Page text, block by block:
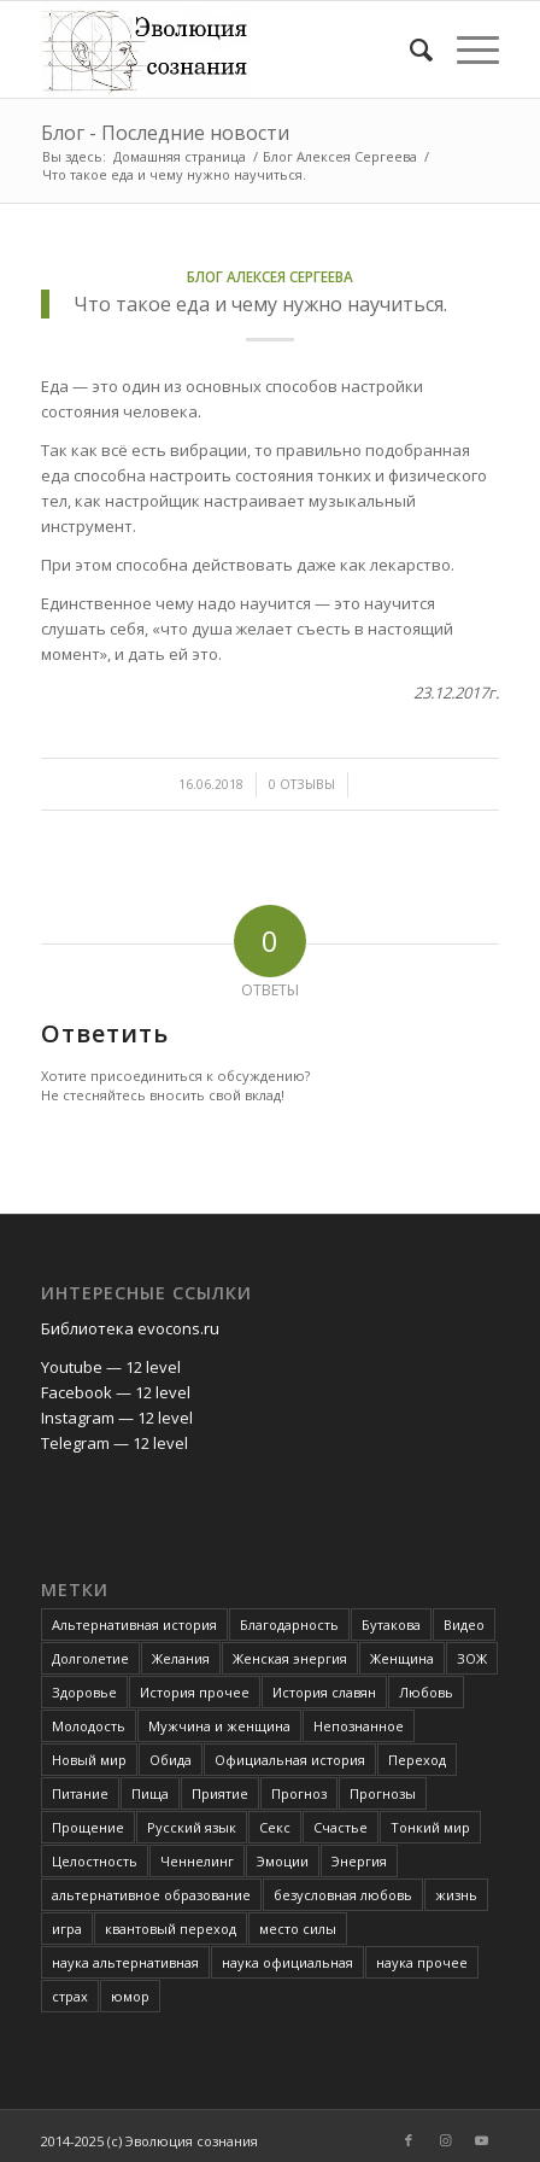
Блог - Последние новости
Вы здесь: Домашняя страница / Блог Алексея Сергеева /
Что такое еда и чему нужно научиться.
БЛОГ АЛЕКСЕЯ СЕРГЕЕВА
Что такое еда и чему нужно научиться.
Еда — это один из основных способов настройки
состояния человека.
Так как всё есть вибрации, то правильно подобранная
еда способна настроить состояния тонких и физического
тел, как настройщик настраивает музыкальный
инструмент.
При этом способна действовать даже как лекарство.
Единственное чему надо научится — это научится
слушать себя, «что душа желает съесть в настоящий
момент», и дать ей это.
23.12.2017г.
16.06.2018
/ 0 ОТЗЫВЫ
/
0
ОТВЕТЫ
Ответить
Хотите присоединиться к обсуждению?
Не стесняйтесь вносить свой вклад!
ИНТЕРЕСНЫЕ ССЫЛКИ
Библиотека evocons.ru
Youtube — 12 level
Facebook — 12 level
Instagram — 12 level
Telegram — 12 level
МЕТКИ
Альтернативная история Благодарность Бутакова
Видео
Долголетие
Желания Женская энергия Женщина
ЗОЖ
Здоровье
История прочее История славян
Любовь
Молодость
Мужчина и женщина
Непознанное
Новый мир
Обида Официальная история
Переход
Питание
Пища Приятие Прогноз
Прогнозы
Прощение
Русский язык Секс Счастье
Тонкий мир
Целостность
Ченнелинг Эмоции
Энергия
альтернативное образование
безусловная любовь
жизнь
игра
квантовый переход
место силы
наука альтернативная
наука официальная
наука прочее
страх
юмор
2014-2025 (c) Эволюция сознания